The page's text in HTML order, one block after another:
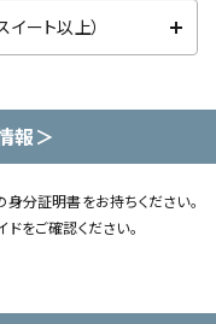
ート以上）
報＞
分証明書をお持ちください。
をご確認ください。